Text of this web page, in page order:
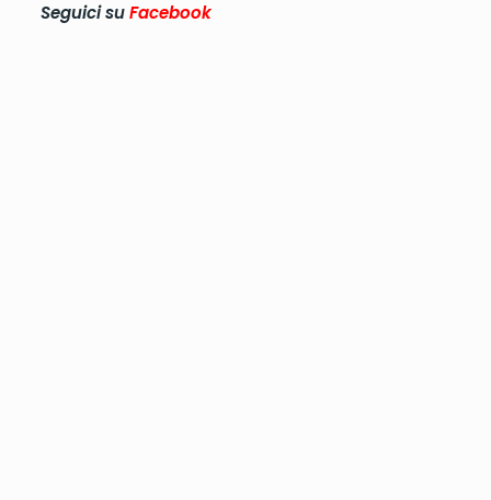
Seguici suFacebook